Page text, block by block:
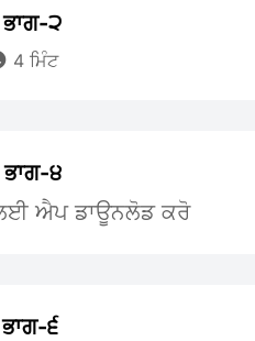
੨
4 ਮਿੰਟ
੪
ਐਪ ਡਾਊਨਲੋਡ ਕਰੋ
੬